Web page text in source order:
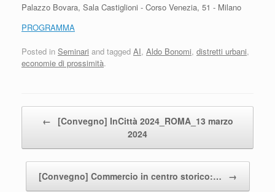
Palazzo Bovara, Sala Castiglioni - Corso Venezia, 51 - Milano
PROGRAMMA
Posted in Seminari and tagged AI, Aldo Bonomi, distretti urbani,
economie di prossimità.
←
[Convegno] InCittà 2024_ROMA_13 marzo
2024
[Convegno] Commercio in centro storico:… →